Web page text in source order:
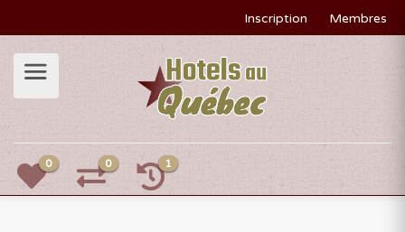
Inscription Membres
0 0 1